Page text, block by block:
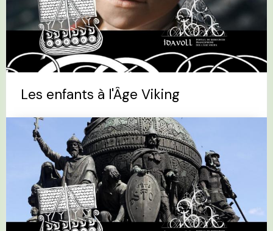
Les enfants à l'Âge Viking